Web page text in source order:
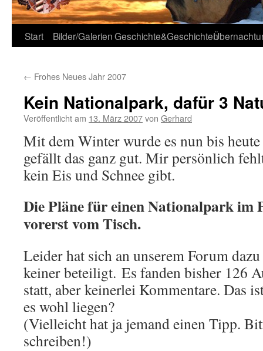
Start Bilder/GalerienGeschichte&Geschichten
← Frohes Neues Jahr 2007
Kein Nationalpark, dafür 3
Veröffentlicht am 13. März 2007von Gerhard
Mit dem Winter wurde es nun bis
gefällt das ganz gut. Mir persönlich
kein Eis und Schnee gibt.
Die Pläne für einen Nationalpark im
vorerst vom Tisch.
Leider hat sich an unserem Forum
keiner beteiligt. Es fanden bisher 126
statt, aber keinerlei Kommentare. Das
es wohl liegen?
(Vielleicht hat ja jemand einen Tipp.
schreiben!)